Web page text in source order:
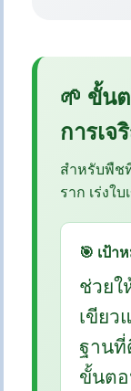
🌱 ขั้น
การเจ
สำหรับพืช
ราก เร่งใบ
🎯 เป้
ช่วยใ
เขียว
ฐาน
ขั้นต